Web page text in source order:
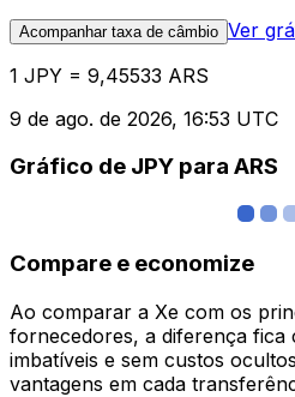
Acompanhar taxa de câmbio Ver
1 JPY = 9,45533 ARS
9 de ago. de 2026, 16:53 UTC
Gráfico de JPY para ARS
Compare e economize
Ao comparar a Xe com os
fornecedores, a diferença fica
imbatíveis e sem custos
vantagens em cada